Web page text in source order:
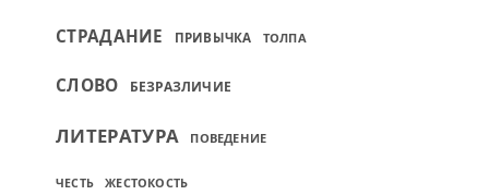
СТРАДАНИЕ ПРИВЫЧКА ТОЛПА
СЛОВО БЕЗРАЗЛИЧИЕ
ЛИТЕРАТУРА ПОВЕДЕНИЕ
ЧЕСТЬ ЖЕСТОКОСТЬ